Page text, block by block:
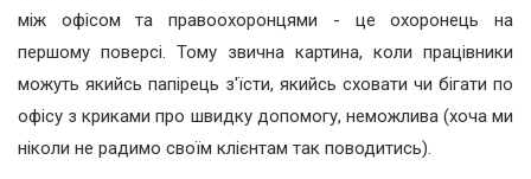
між офісом та правоохоронцями - це охоронець на
першому поверсі. Тому звична картина, коли працівники
можуть якийсь папірець з'їсти, якийсь сховати чи бігати по
офісу з криками про швидку допомогу, неможлива (хоча ми
ніколи не радимо своїм клієнтам так поводитись).